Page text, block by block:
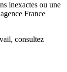
inexactes ou une
France
, consultez